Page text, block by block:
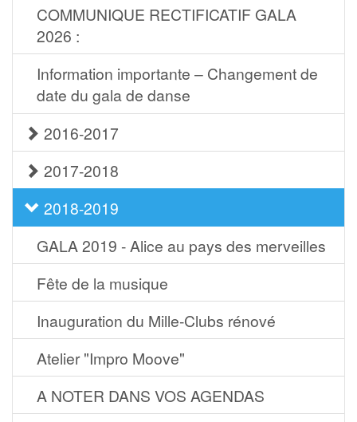
COMMUNIQUE RECTIFICATIF GALA
2026 :
Information importante – Changement de
date du gala de danse
2016-2017
2017-2018
2018-2019
GALA 2019 - Alice au pays des merveilles
Fête de la musique
Inauguration du Mille-Clubs rénové
Atelier "Impro Moove"
A NOTER DANS VOS AGENDAS